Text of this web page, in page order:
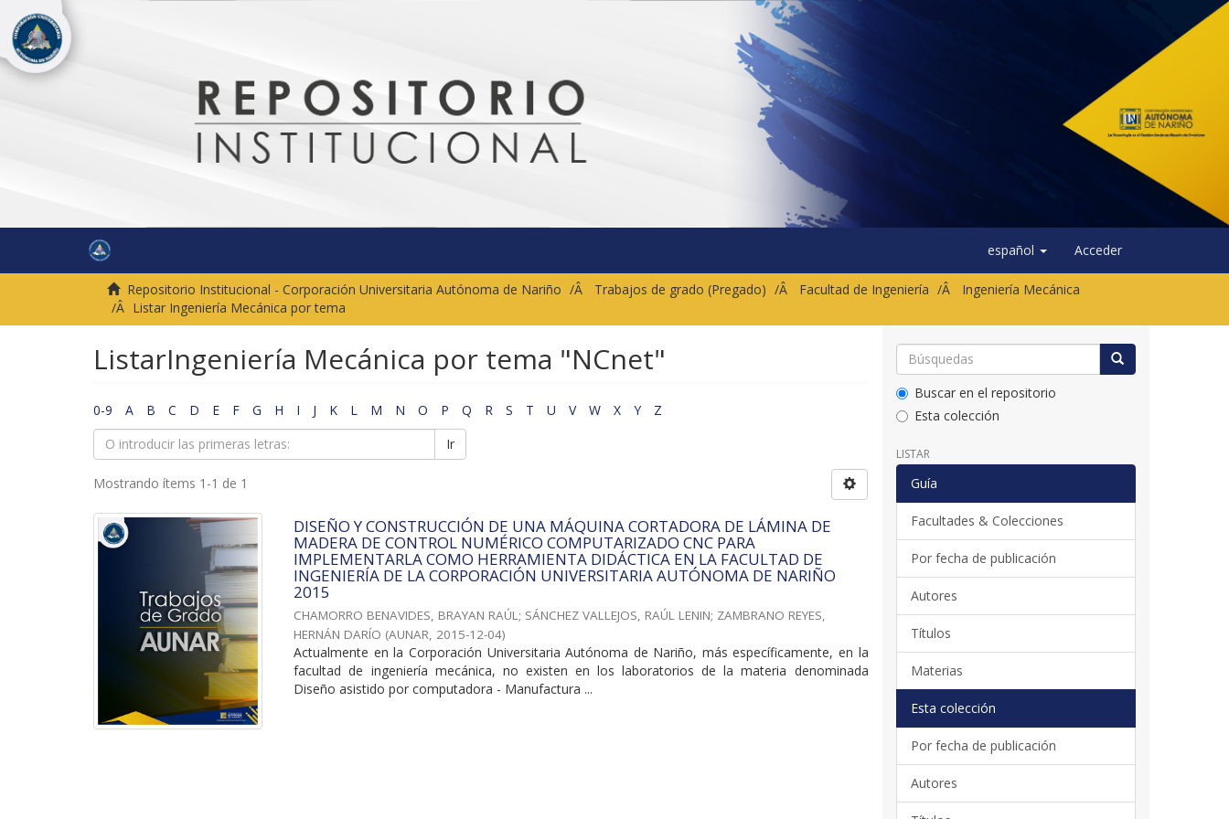
español Acceder
Repositorio Institucional - Corporación Universitaria Autónoma de Nariño Trabajos de grado (Pregado) Facultad de Ingeniería
Ingeniería Mecánica
Listar Ingeniería Mecánica por tema
ListarIngeniería Mecánica por tema "NCnet"
0-9 A B C D E F G H I J K L M N O P Q R S T U V W X Y
Z
Ir
Mostrando ítems 1-1 de 1
DISEÑO Y CONSTRUCCIÓN DE UNA MÁQUINA CORTADORA DE LÁMINA DE
MADERA DE CONTROL NUMÉRICO COMPUTARIZADO CNC PARA
IMPLEMENTARLA COMO HERRAMIENTA DIDÁCTICA EN LA FACULTAD DE
INGENIERÍA DE LA CORPORACIÓN UNIVERSITARIA AUTÓNOMA DE NARIÑO
2015
CHAMORRO BENAVIDES, BRAYAN RAÚL; SÁNCHEZ VALLEJOS, RAÚL LENIN; ZAMBRANO REYES,
HERNÁN DARÍO (AUNAR, 2015-12-04)
Actualmente en la Corporación Universitaria Autónoma de Nariño, más específicamente, en la
facultad de ingeniería mecánica, no existen en los laboratorios de la materia denominada
Diseño asistido por computadora - Manufactura ...
Buscar en el repositorio
Esta colección
LISTAR
Guía
Facultades & Colecciones
Por fecha de publicación
Autores
Títulos
Materias
Esta colección
Por fecha de publicación
Autores